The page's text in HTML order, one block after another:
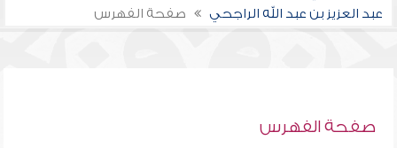
عبد العزيز بن عبد الله الراجحي
صفحة الفهرس
صفحة الفهرس